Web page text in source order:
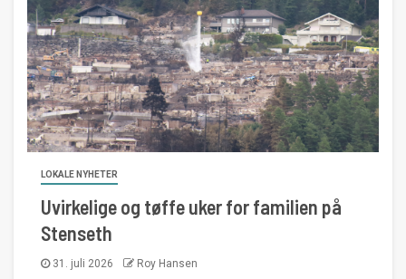
LOKALE NYHETER
Uvirkelige og tøffe uker for familien på
Stenseth
31. juli 2026 Roy Hansen